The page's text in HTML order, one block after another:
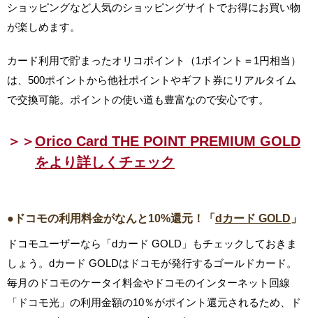
ショッピングなど人気のショッピングサイトでお得にお買い物
が楽しめます。
カード利用で貯まったオリコポイント（1ポイント＝1円相当）
は、500ポイントから他社ポイントやギフト券にリアルタイム
で交換可能。ポイントの使い道も豊富なので安心です。
＞＞Orico Card THE POINT PREMIUM GOLD
をより詳しくチェック
●ドコモの利用料金がなんと10%還元！「 dカード GOLD 」
ドコモユーザーなら「dカード GOLD」もチェックしておきま
しょう。dカード GOLDはドコモが発行するゴールドカード。
毎月のドコモのケータイ料金やドコモのインターネット回線
「ドコモ光」の利用金額の10％がポイント還元されるため、ド